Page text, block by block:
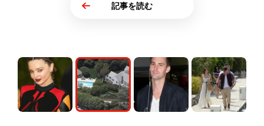
記事を読む